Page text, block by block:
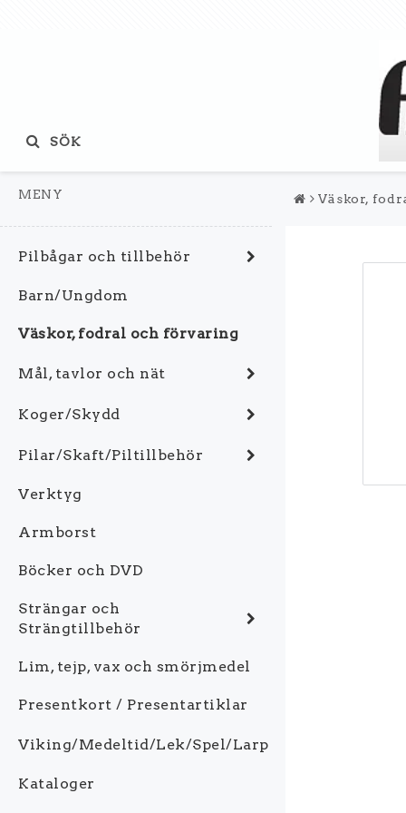
SÖK
MENY
Pilbågar och tillbehör
Barn/Ungdom
Väskor, fodral och förvaring
Mål, tavlor och nät
Koger/Skydd
Pilar/Skaft/Piltillbehör
Verktyg
Armborst
Böcker och DVD
Strängar och
Strängtillbehör
Lim, tejp, vax och smörjmedel
Presentkort / Presentartiklar
Viking/Medeltid/Lek/Spel/Larp
Kataloger
Väskor,